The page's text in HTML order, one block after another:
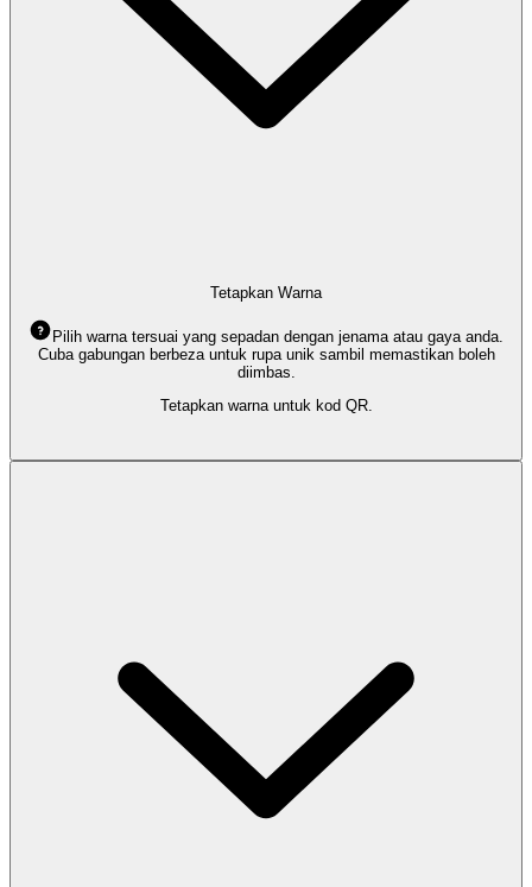
Tetapkan Warna
Pilih warna tersuai yang sepadan dengan jenama atau gaya anda.
Cuba gabungan berbeza untuk rupa unik sambil memastikan boleh
diimbas.
Tetapkan warna untuk kod QR.